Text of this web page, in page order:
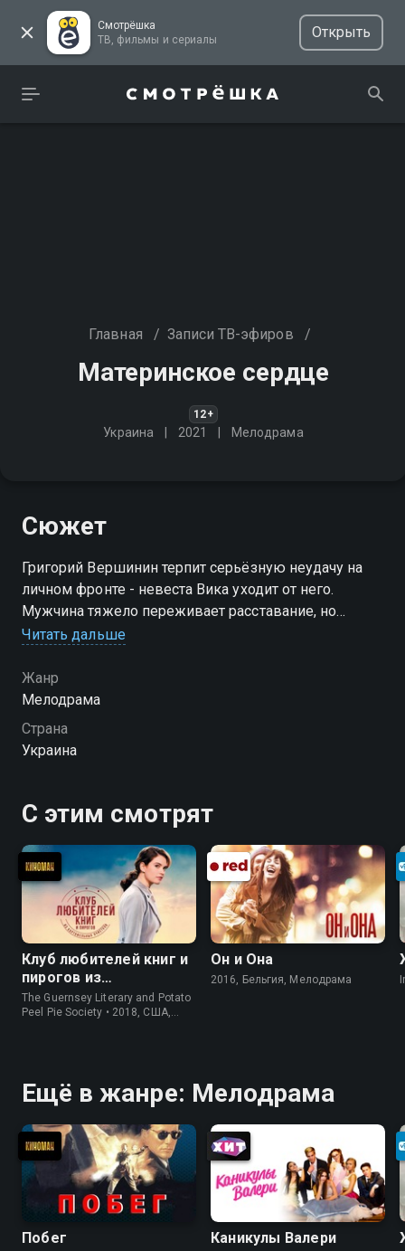
Смотрёшка
ТВ, фильмы и сериалы
Открыть
Главная / Записи ТВ-эфиров /
Материнское сердце
12+
Украина 2021 Мелодрама
Сюжет
Григорий Вершинин терпит серьёзную неудачу на
личном фронте - невеста Вика уходит от него.
Мужчина тяжело переживает расставание, но
однажды судьба дарит ему новую любовь:
становится его невестой
Читать дальше
Жанр
Мелодрама
Страна
Украина
С этим смотрят
Клуб любителей книг и
пирогов из
картофельных
очистков
The Guernsey Literary and Potato
Peel Pie Society • 2018, США,
Он и Она
2016, Бельгия, Мелодрама
Ещё в жанре: Мелодрама
Побег Каникулы Валери